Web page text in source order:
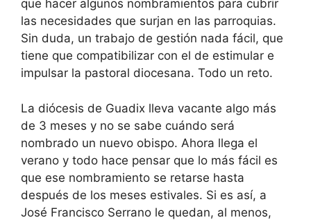
que hacer algunos nombramientos para cubrir
las necesidades que surjan en las parroquias.
Sin duda, un trabajo de gestión nada fácil, que
tiene que compatibilizar con el de estimular e
impulsar la pastoral diocesana. Todo un reto.
La diócesis de Guadix lleva vacante algo más
de 3 meses y no se sabe cuándo será
nombrado un nuevo obispo. Ahora llega el
verano y todo hace pensar que lo más fácil es
que ese nombramiento se retarse hasta
después de los meses estivales. Si es así, a
José Francisco Serrano le quedan, al menos,